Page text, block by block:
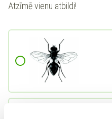
Atzīmēvienu atbildi!